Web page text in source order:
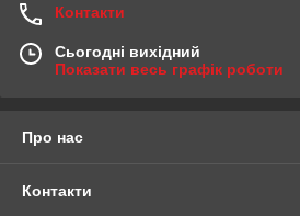
Контакти
Сьогодні вихідний
Показати весь графік роботи
Про нас
Контакти